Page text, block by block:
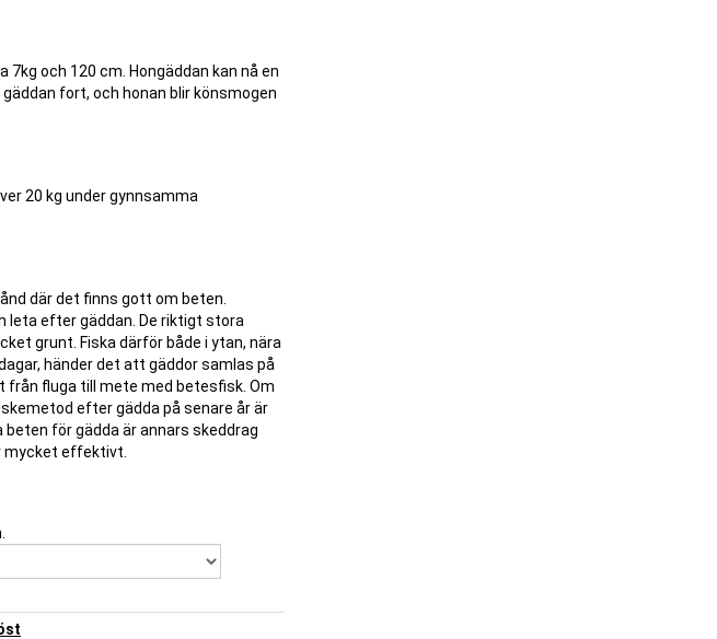
och 120 cm. Hongäddan kan nå en
fort, och honan blir könsmogen
20 kg under gynnsamma
där det finns gott om beten.
leta efter gäddan. De riktigt stora
grunt. Fiska därför både i ytan, nära
händer det att gäddor samlas på
från fluga till mete med betesfisk. Om
efter gädda på senare år är
för gädda är annars skeddrag
mycket effektivt.